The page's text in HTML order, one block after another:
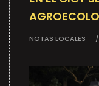
NOTAS LOCALES